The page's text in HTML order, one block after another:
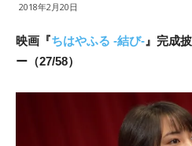
2018年2月20日
映画『ちはやふる -結び- 』完成
ー（27/58）